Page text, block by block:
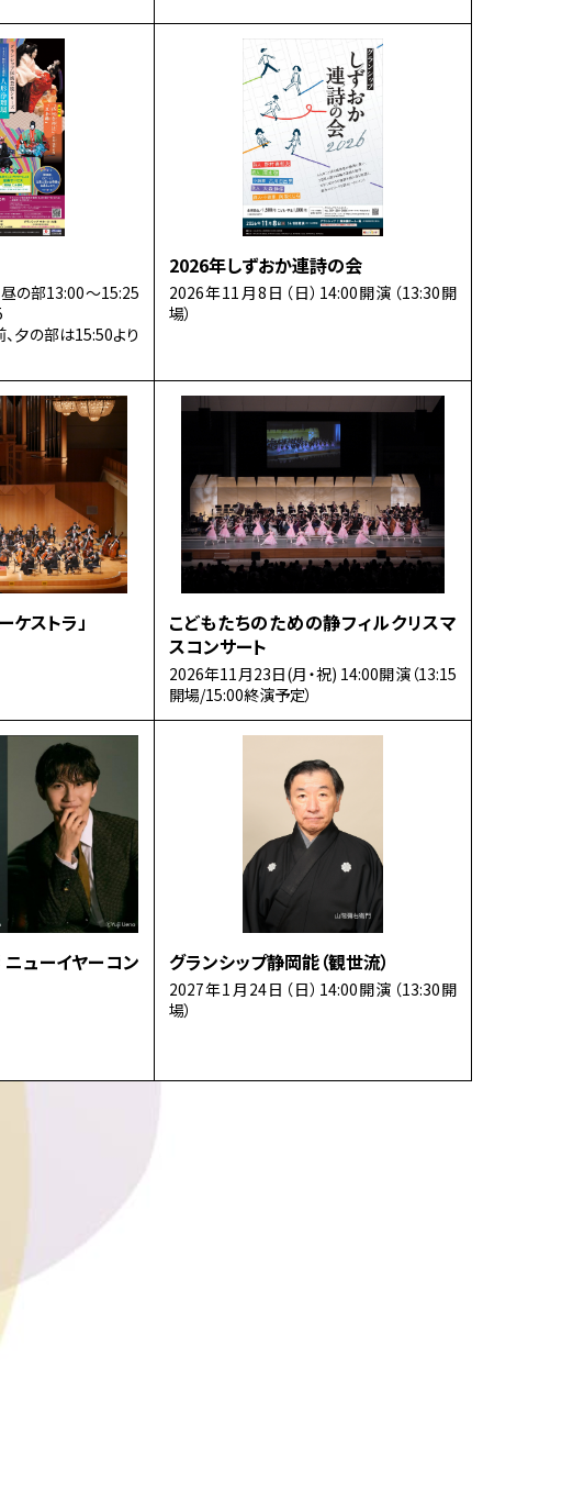
の部13:00～15:25
夕の部は15:50より
2026年しずおか連詩の会
2026年11月8日（日）14:00開演（13:30開
場）
ケストラ」
こどもたちのための静フィルクリスマ
スコンサート
2026年11月23日(月・祝) 14:00開演（13:15
開場/15:00終演予定）
ューイヤーコン
グランシップ静岡能（観世流）
2027年1月24日（日）14:00開演（13:30開
場）